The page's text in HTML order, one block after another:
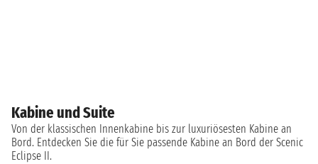
Kabine und Suite
Von der klassischen Innenkabine bis zur luxuriösesten Kabine an
Bord. Entdecken Sie die für Sie passende Kabine an Bord der Scenic
Eclipse II.